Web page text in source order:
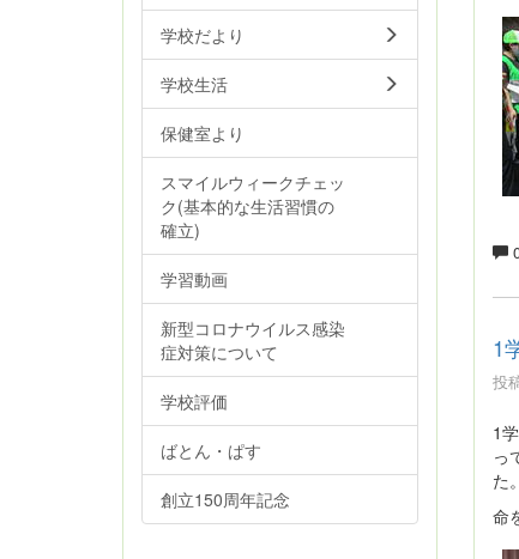
1
投
1
っ
た。
命
学校だより
学校生活
保健室より
スマイルウィークチェッ
ク(基本的な生活習慣の
確立)
学習動画
新型コロナウイルス感染
症対策について
学校評価
ばとん・ぱす
創立150周年記念